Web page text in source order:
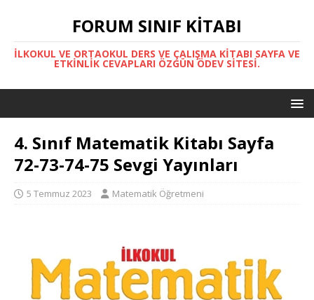
FORUM SINIF KITABI
İLKOKUL VE ORTAOKUL DERS VE ÇALIŞMA KITABI SAYFA VE
ETKINLIK CEVAPLARI ÖZGÜN ÖDEV SITESI.
4. Sınıf Matematik Kitabı Sayfa
72-73-74-75 Sevgi Yayınları
5 Temmuz 2023 Matematik Öğretmeni